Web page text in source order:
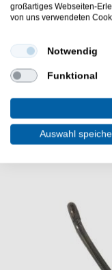
Der Korda Fake
verschiedene
WEITERE
großartiges Webseiten-
von uns verwendeten
Notwendig
Funktional
Auswahl